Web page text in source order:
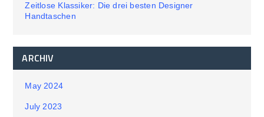
Zeitlose Klassiker: Die drei besten Designer
Handtaschen
ARCHIV
May 2024
July 2023